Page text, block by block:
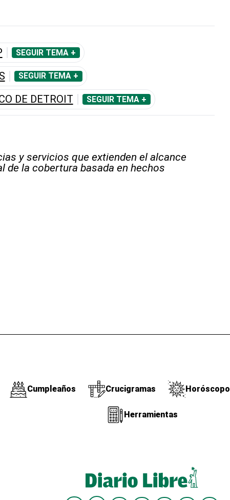
SEGUIR TEMA +
SEGUIR TEMA +
DE DETROIT SEGUIR TEMA +
y servicios que extienden el alcance
de la cobertura basada en hechos
Cumpleaños Crucigramas Horóscopo
Herramientas